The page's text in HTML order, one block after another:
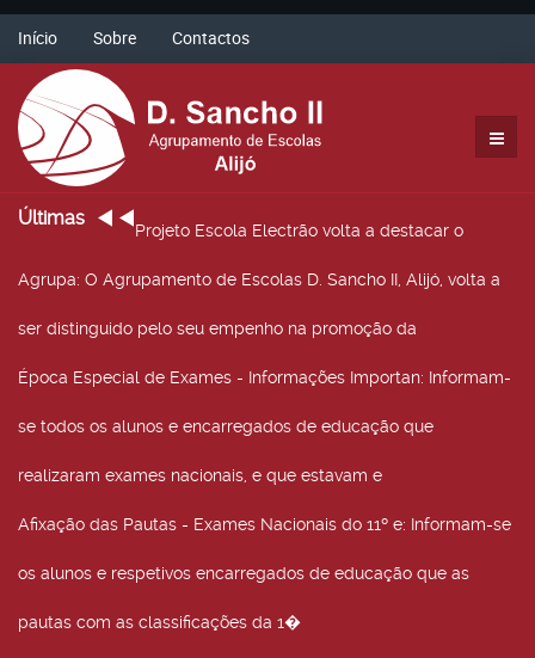
Início Sobre Contactos
Últimas
Projeto Escola Electrão volta a destacar o
Agrupa: O Agrupamento de Escolas D. Sancho II, Alijó, volta a
ser distinguido pelo seu empenho na promoção da
Época Especial de Exames - Informações Importan: Informam-
se todos os alunos e encarregados de educação que
realizaram exames nacionais, e que estavam e
Afixação das Pautas - Exames Nacionais do 11º e: Informam-se
os alunos e respetivos encarregados de educação que as
pautas com as classificações da 1�